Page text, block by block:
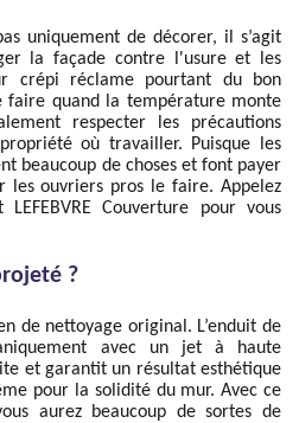
uniquement de décorer, il s’agit
la façade contre l'usure et les
crépi réclame pourtant du bon
faire quand la température monte
respecter les précautions
où travailler. Puisque les
beaucoup de choses et font payer
les ouvriers pros le faire. Appelez
LEFEBVRE Couverture pour vous
?
de nettoyage original. L’enduit de
avec un jet à haute
et garantit un résultat esthétique
pour la solidité du mur. Avec ce
aurez beaucoup de sortes de